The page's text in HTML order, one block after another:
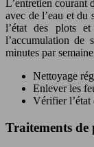
L’entretien courant
avec de l’eau et
l’état des plots
l’accumulation de
minutes par
Nettoyage
Enlever les
Vérifier l’état
Traitements de